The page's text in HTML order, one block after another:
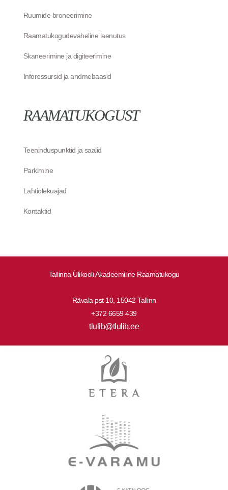
Tallinna Ülikooli Akadeemiline Raamatukogu
Rävala pst 10, 15042 Tallinn
+372 6659 439
tlulib@tlulib.ee
Ruumide broneerimine
Raamatukogudevaheline laenutus
Skaneerimine ja digiteerimine
Inforessursid ja andmebaasid
RAAMATUKOGUST
Teeninduspunktid ja saalid
Parkimine
Lahtiolekuajad
Kontaktid